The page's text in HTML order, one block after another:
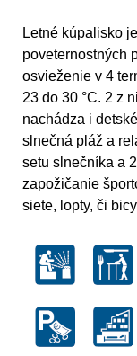
Letné kúpalisko
poveternostných
osvieženie v 4
23 do 30 °C. 2 z
nachádza i
slnečná pláž a
setu slnečníka a
zapožičanie
siete, lopty, či